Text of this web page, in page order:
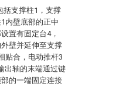
括支撑柱1，支撑
内壁底部的正中
置有固定台4，
壁并延伸至支撑
贴合，电动推杆3
出轴的末端通过键
的一端固定连接